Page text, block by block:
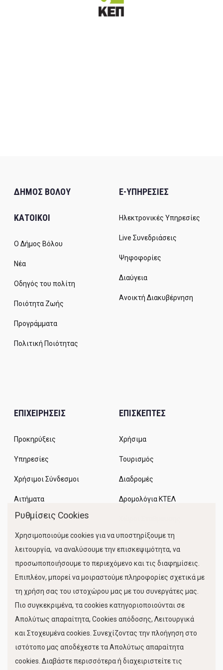
ΔΗΜΟΣ ΒΟΛΟΥ
ΚΑΤΟΙΚΟΙ
Ο Δήμος Βόλου
Νέα
Οδηγός του πολίτη
Ποιότητα Ζωής
Προγράμματα
Πολιτική Ποιότητας
E-ΥΠΗΡΕΣΙΕΣ
Ηλεκτρονικές Υπηρεσίες
Live Συνεδριάσεις
Ψηφοφορίες
Διαύγεια
Ανοικτή Διακυβέρνηση
ΕΠΙΧΕΙΡΗΣΕΙΣ
Προκηρύξεις
Υπηρεσίες
Χρήσιμοι Σύνδεσμοι
Αιτήματα
ΕΠΙΣΚΕΠΤΕΣ
Χρήσιμα
Τουρισμός
Διαδρομές
Δρομολόγια ΚΤΕΛ
Κίνηση Λιμένος
FOLLOW US
Ρυθμίσεις Cookies
Χρησιμοποιούμε cookies για να υποστηρίξουμε τη
λειτουργία, να αναλύσουμε την επισκεψιμότητα, να
προσωποποιήσουμε το περιεχόμενο και τις διαφημίσεις.
Επιπλέον, μπορεί να μοιραστούμε πληροφορίες σχετικά με
τη χρήση σας του ιστοχώρου μας με του συνεργάτες μας.
Πιο συγκεκριμένα, τα cookies κατηγοριοποιούνται σε
Απολύτως απαραίτητα, Cookies απόδοσης, Λειτουργικά
και Στοχευμένα cookies. Συνεχίζοντας την πλοήγηση στο
ιστότοπο μας αποδέχεστε τα Απολύτως απαραίτητα
cookies. Διαβάστε περισσότερα ή διαχειριστείτε τις